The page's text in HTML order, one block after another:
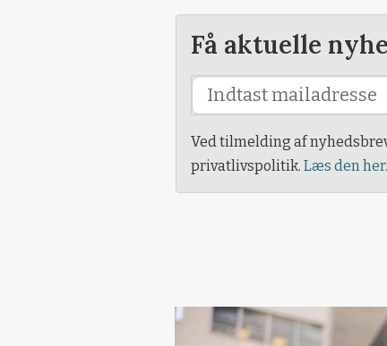
Få aktuelle
Ved tilmelding af
privatlivspolitik. Læs den her.